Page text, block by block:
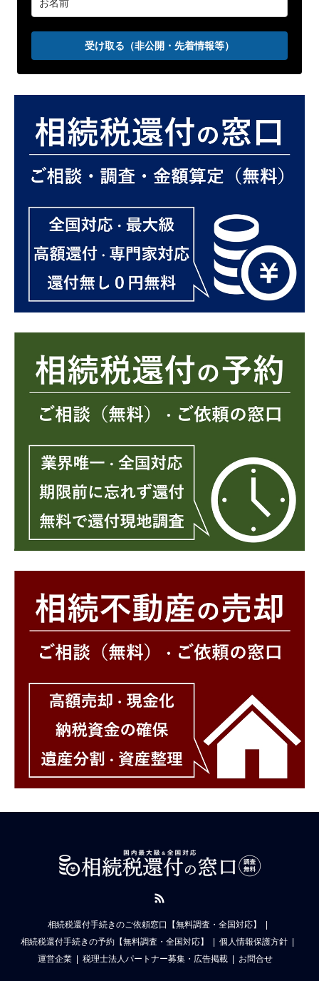
受け取る（非公開・先着情報等）
相続税還付手続きのご依頼窓口【無料調査・全国対応】
相続税還付手続きの予約【無料調査・全国対応】
個人情報保護方針
運営企業
税理士法人パートナー募集・広告掲載 お問合せ